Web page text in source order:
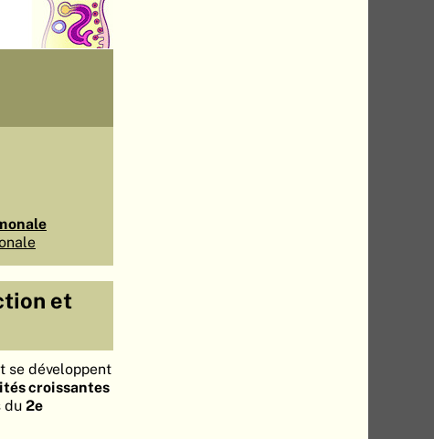
et
se développent
croissantes
du 2e